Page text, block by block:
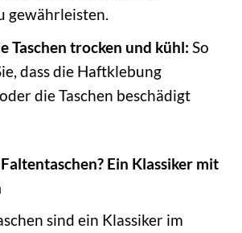
gewährleisten.
Taschen trocken und kühl: So
dass die Haftklebung
die Taschen beschädigt
Ein Klassiker mit
sind ein Klassiker im